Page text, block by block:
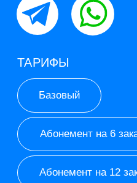
Корпоративный
ИП Синицын Леонид Юрьевич
ИНН 771577336776
ОГРНИП 320774600510111
Оферта на оказание услуги